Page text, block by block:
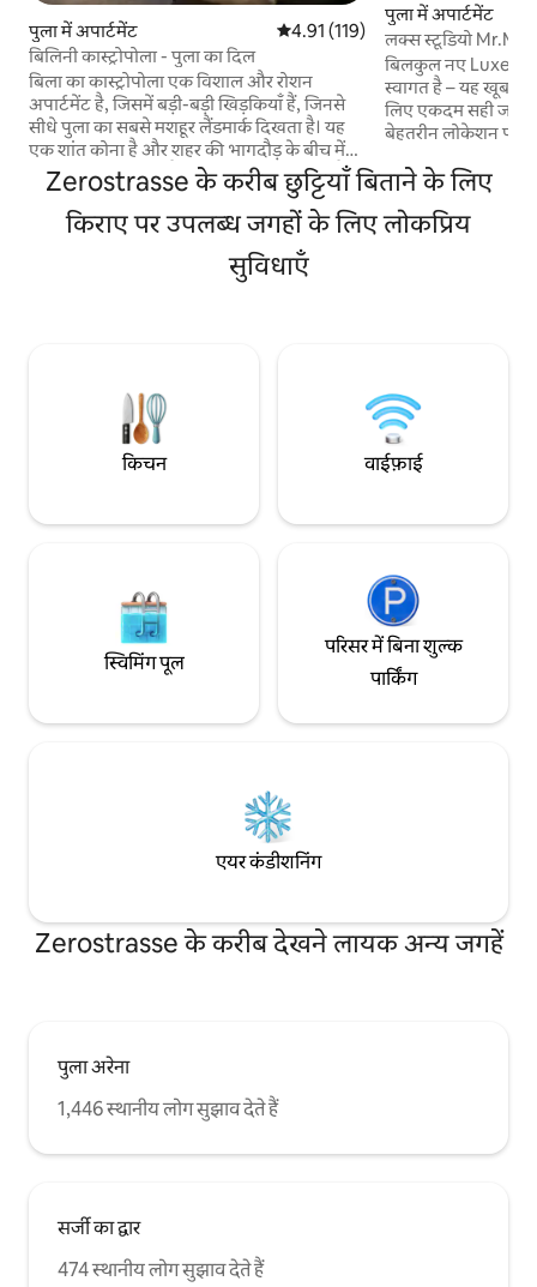
पुला में अपार्टमेंट औसत रेटिंग 5 में से 4.91, 119 समीक्षाएँ
4.91 (119)
बिलिनी कास्ट्रोपोला - पुला का दिल
बिला का कास्ट्रोपोला एक विशाल और रोशन
अपार्टमेंट है, जिसमें बड़ी-बड़ी खिड़कियाँ हैं, जिनसे
सीधे पुला का सबसे मशहूर लैंडमार्क दिखता है। यह
एक शांत कोना है और शहर की भागदौड़ के बीच में
मौजूद एक ऐसी जगह है, जहाँ आपको अपने घर जैसा
ही एहसास होगा। यह अपार्टमेंट पुला के बीचों-बीच
मौजूद है और आपके आरामदायक ठहरने के लिए
ज़रूरी सभी चीज़ें प्रदान करता है। अपार्टमेंट
वातानुकूलित है, पूरी तरह से सुसज्जित है और इसमें
साउंडप्रूफ़ डबल-ग्लेज़्ड खिड़कियाँ हैं। अगर किसी
पुला में अपार्टमेंट
लक्स स्टूडियो Mr.M
आरामदायक
बिलकुल नए Luxe
स्वागत है – यह
लिए एकदम सही जगह
बेहतरीन लोकेशन पर
दूरी पर है और यह
दुकानों, म्यूज़ियम और
लगभग 15 मिनट की
Zerostrasse के करीब छुट्टियाँ बिताने के लिए
किराए पर उपलब्ध जगहों के लिए लोकप्रिय
सुविधाएँ
किचन वाईफ़ाई
स्विमिंग पूल
परिसर में बिना शुल्क
पार्किंग
एयर कंडीशनिंग
Zerostrasse के करीब देखने लायक अन्य जगहें
पुला अरेना
1,446 स्थानीय लोग सुझाव देते हैं
सर्जी का द्वार
474 स्थानीय लोग सुझाव देते हैं